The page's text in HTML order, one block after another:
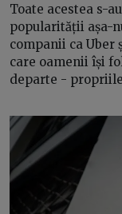
Toate acestea s-
popularității așa-
companii ca Uber
care oamenii își
departe -